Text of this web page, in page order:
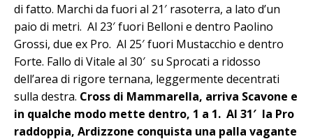
di fatto. Marchi da fuori al 21′ rasoterra, a lato d’un
paio di metri. Al 23′ fuori Belloni e dentro Paolino
Grossi, due ex Pro. Al 25′ fuori Mustacchio e dentro
Forte. Fallo di Vitale al 30′ su Sprocati a ridosso
dell’area di rigore ternana, leggermente decentrati
sulla destra. Cross di Mammarella, arriva Scavone e
in qualche modo mette dentro, 1 a 1. Al 31′ la Pro
raddoppia, Ardizzone conquista una palla vagante